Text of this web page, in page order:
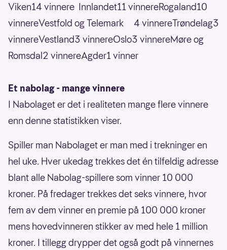
Viken14 vinnere Innlandet11 vinnereRogaland10
vinnereVestfold og Telemark 4 vinnereTrøndelag3
vinnereVestland3 vinnereOslo3 vinnereMøre og
Romsdal2 vinnereAgder1 vinner
Et nabolag - mange vinnere
I Nabolaget er det i realiteten mange flere vinnere
enn denne statistikken viser.
Spiller man Nabolaget er man med i trekninger en
hel uke. Hver ukedag trekkes det én tilfeldig adresse
blant alle Nabolag-spillere som vinner 10 000
kroner. På fredager trekkes det seks vinnere, hvor
fem av dem vinner en premie på 100 000 kroner
mens hovedvinneren stikker av med hele 1 million
kroner. I tillegg drypper det også godt på vinnernes